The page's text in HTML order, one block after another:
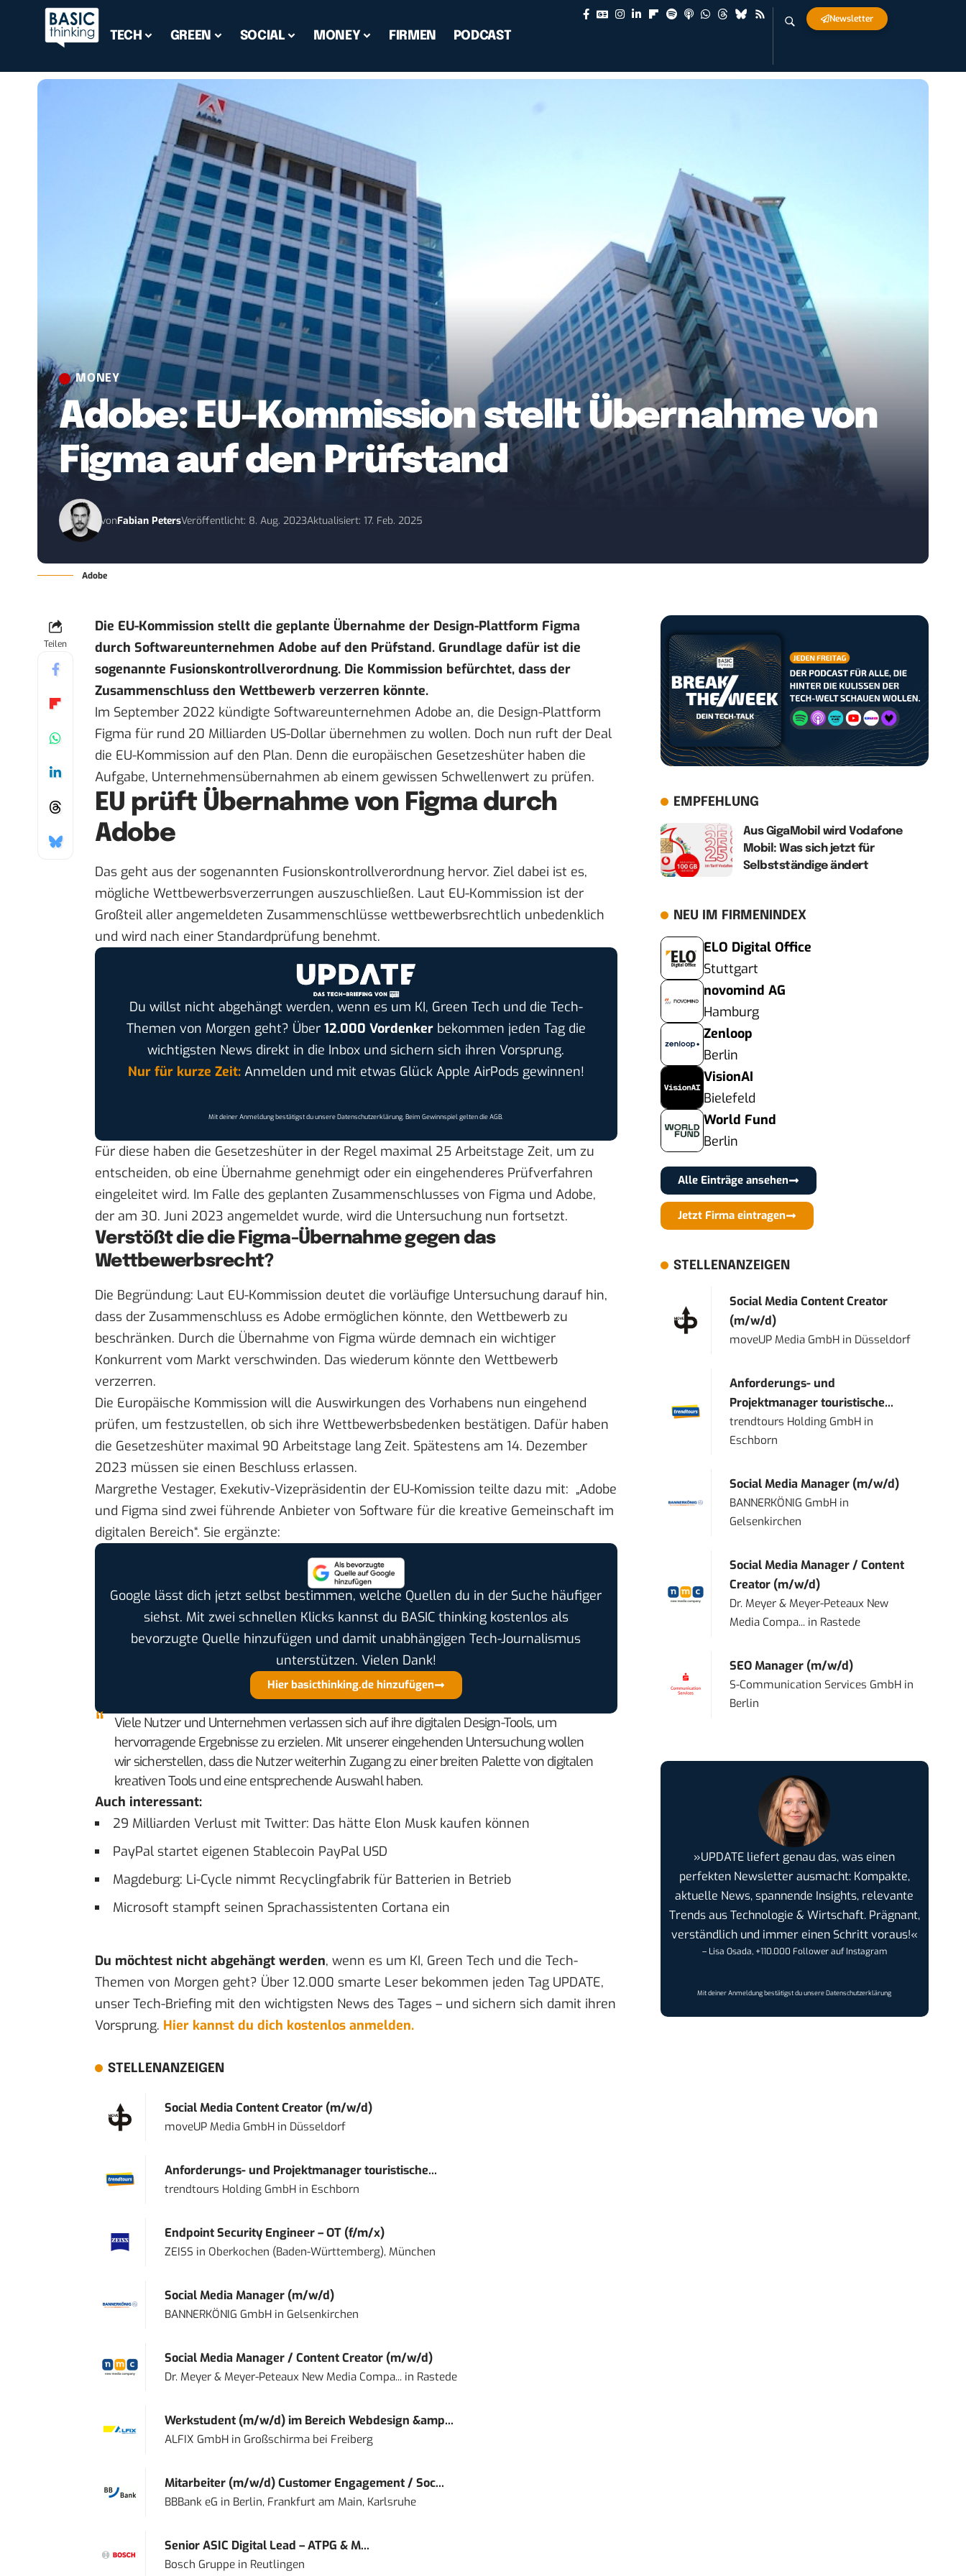
TECH GREEN SOCIAL MONEY FIRMEN PODCAST
Newsletter
MONEY
Adobe: EU-Kommission stellt Übernahme von
Figma auf den Prüfstand
vonFabian PetersVeröffentlicht: 8. Aug. 2023Aktualisiert: 17. Feb. 2025
Adobe
Teilen
Die EU-Kommission stellt die geplante Übernahme der Design-Plattform Figma
durch Softwareunternehmen Adobe auf den Prüfstand. Grundlage dafür ist die
sogenannte Fusionskontrollverordnung. Die Kommission befürchtet, dass der
Zusammenschluss den Wettbewerb verzerren könnte.
Im September 2022 kündigte Softwareunternehmen Adobe an, die Design-Plattform
Figma für rund 20 Milliarden US-Dollar übernehmen zu wollen. Doch nun ruft der Deal
die EU-Kommission auf den Plan. Denn die europäischen Gesetzeshüter haben die
Aufgabe, Unternehmensübernahmen ab einem gewissen Schwellenwert zu prüfen.
EU prüft Übernahme von Figma durch
Adobe
Das geht aus der sogenannten Fusionskontrollverordnung hervor. Ziel dabei ist es,
mögliche Wettbewerbsverzerrungen auszuschließen. Laut EU-Kommission ist der
Großteil aller angemeldeten Zusammenschlüsse wettbewerbsrechtlich unbedenklich
und wird nach einer Standardprüfung benehmt.
Du willst nicht abgehängt werden, wenn es um KI, Green Tech und die Tech-
Themen von Morgen geht? Über 12.000 Vordenkerbekommen jeden Tag die
wichtigsten News direkt in die Inbox und sichern sich ihren Vorsprung.
Nur für kurze Zeit:Anmelden und mit etwas Glück Apple AirPods gewinnen!
Mit deiner Anmeldung bestätigst du unsereDatenschutzerklärung. Beim Gewinnspiel gelten dieAGB.
Für diese haben die Gesetzeshüter in der Regel maximal 25 Arbeitstage Zeit, um zu
entscheiden, ob eine Übernahme genehmigt oder ein eingehenderes Prüfverfahren
eingeleitet wird. Im Falle des geplanten Zusammenschlusses von Figma und Adobe,
der am 30. Juni 2023 angemeldet wurde, wird die Untersuchung nun fortsetzt.
Verstößt die die Figma-Übernahme gegen das
Wettbewerbsrecht?
Die Begründung: Laut EU-Kommission deutet die vorläufige Untersuchung darauf hin,
dass der Zusammenschluss es Adobe ermöglichen könnte, den Wettbewerb zu
beschränken. Durch die Übernahme von Figma würde demnach ein wichtiger
Konkurrent vom Markt verschwinden. Das wiederum könnte den Wettbewerb
verzerren.
Die Europäische Kommission will die Auswirkungen des Vorhabens nun eingehend
prüfen, um festzustellen, ob sich ihre Wettbewerbsbedenken bestätigen. Dafür haben
die Gesetzeshüter maximal 90 Arbeitstage lang Zeit. Spätestens am 14. Dezember
2023 müssen sie einen Beschluss erlassen.
Margrethe Vestager, Exekutiv-Vizepräsidentin der EU-Komission teilte dazu mit: „Adobe
und Figma sind zwei führende Anbieter von Software für die kreative Gemeinschaft im
digitalen Bereich“. Sie ergänzte:
Google lässt dich jetzt selbst bestimmen, welche Quellen du in der Suche häufiger
siehst. Mit zwei schnellen Klicks kannst du BASIC thinking kostenlos als
bevorzugte Quelle hinzufügen und damit unabhängigen Tech-Journalismus
unterstützen. Vielen Dank!
Hier basicthinking.de hinzufügen
Viele Nutzer und Unternehmen verlassen sich auf ihre digitalen Design-Tools, um
hervorragende Ergebnisse zu erzielen. Mit unserer eingehenden Untersuchung wollen
wir sicherstellen, dass die Nutzer weiterhin Zugang zu einer breiten Palette von digitalen
kreativen Tools und eine entsprechende Auswahl haben.
Auch interessant:
29 Milliarden Verlust mit Twitter: Das hätte Elon Musk kaufen können
PayPal startet eigenen Stablecoin PayPal USD
Magdeburg: Li-Cycle nimmt Recyclingfabrik für Batterien in Betrieb
Microsoft stampft seinen Sprachassistenten Cortana ein
Du möchtest nicht abgehängt werden, wenn es um KI, Green Tech und die Tech-
Themen von Morgen geht? Über 12.000 smarte Leser bekommen jeden Tag UPDATE,
unser Tech-Briefing mit den wichtigsten News des Tages – und sichern sich damit ihren
Vorsprung. Hier kannst du dich kostenlos anmelden.
STELLENANZEIGEN
Social Media Content Creator (m/w/d)
moveUP Media GmbHin Düsseldorf
Anforderungs- und Projektmanager touristische...
trendtours Holding GmbHin Eschborn
Endpoint Security Engineer – OT (f/m/x)
ZEISS in Oberkochen (Baden-Württemberg), München
Social Media Manager (m/w/d)
BANNERKÖNIG GmbHin Gelsenkirchen
Social Media Manager / Content Creator (m/w/d)
Dr. Meyer & Meyer-Peteaux New Media Compa...in Rastede
Werkstudent (m/w/d) im Bereich Webdesign &amp...
ALFIX GmbHin Großschirma bei Freiberg
Mitarbeiter (m/w/d) Customer Engagement / Soc...
BBBank eG in Berlin, Frankfurt am Main, Karlsruhe
Senior ASIC Digital Lead – ATPG & M...
Bosch Gruppein Reutlingen
EMPFEHLUNG
Aus GigaMobil wird Vodafone
Mobil: Was sich jetzt für
Selbstständige ändert
NEU IM FIRMENINDEX
ELO Digital Office
Stuttgart
novomind AG
Hamburg
Zenloop
Berlin
VisionAI
Bielefeld
World Fund
Berlin
Alle Einträge ansehen
Jetzt Firma eintragen
STELLENANZEIGEN
Social Media Content Creator
(m/w/d)
moveUP Media GmbH in Düsseldorf
Anforderungs- und
Projektmanager touristische...
trendtours Holding GmbH in
Eschborn
Social Media Manager (m/w/d)
BANNERKÖNIG GmbH in
Gelsenkirchen
Social Media Manager / Content
Creator (m/w/d)
Dr. Meyer & Meyer-Peteaux New
Media Compa... in Rastede
SEO Manager (m/w/d)
S-Communication Services GmbH in
Berlin
»UPDATE liefert genau das, was einen
perfekten Newsletter ausmacht: Kompakte,
aktuelle News, spannende Insights, relevante
Trends aus Technologie & Wirtschaft. Prägnant,
verständlich und immer einen Schritt voraus!«
– Lisa Osada, +110.000 Follower auf Instagram
Mit deiner Anmeldung bestätigst du unsereDatenschutzerklärung